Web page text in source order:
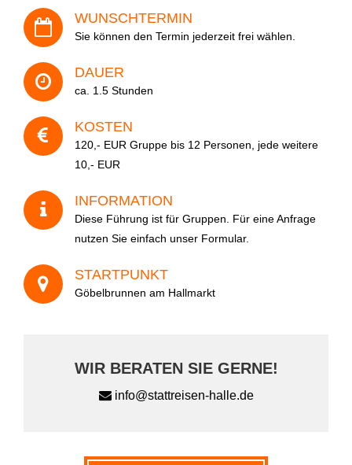
- Kontakt
- Feedback
Tel. 0345 13530800
Veranstaltung
Anzahl der Personen
Ihre Nachricht
WUNSCHTERMIN
Sie können den Termin jederzeit frei wählen.
DAUER
ca. 1.5 Stunden
KOSTEN
120,- EUR Gruppe bis 12 Personen, jede weitere
10,- EUR
INFORMATION
Diese Führung ist für Gruppen. Für eine Anfrage
nutzen Sie einfach unser Formular.
STARTPUNKT
Göbelbrunnen am Hallmarkt
WIR BERATEN SIE GERNE!
info@stattreisen-halle.de